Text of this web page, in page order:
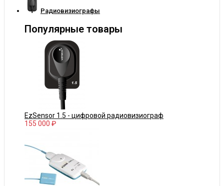
Радиовизиографы
Популярные товары
EzSensor 1.5 - цифровой радиовизиограф
155 000 ₽